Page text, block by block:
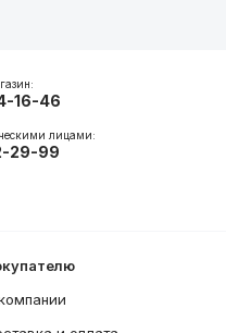
16-46
лицами:
29-99
в WhatsApp